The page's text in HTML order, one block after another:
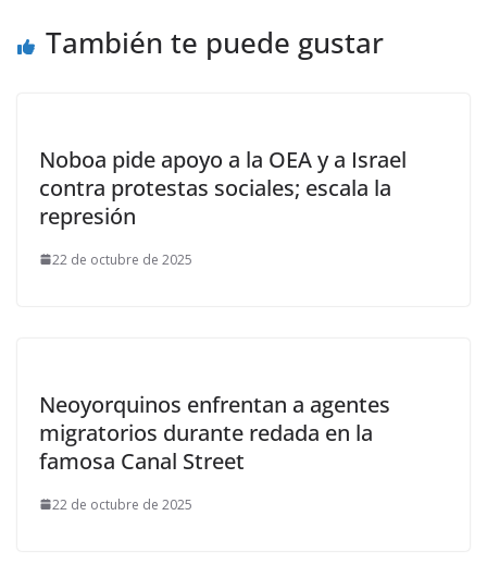
También te puede gustar
Noboa pide apoyo a la OEA y a Israel
contra protestas sociales; escala la
represión
22 de octubre de 2025
Neoyorquinos enfrentan a agentes
migratorios durante redada en la
famosa Canal Street
22 de octubre de 2025